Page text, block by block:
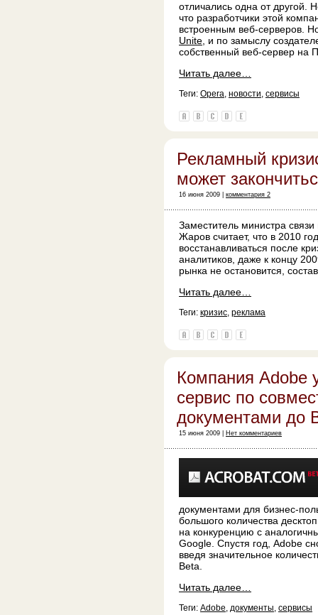
отличались одна от другой.
что разработчики этой
встроенным веб-серверов.
Unite , и по замыслу
собственный веб-сервер на
Читать далее…
Теги: Opera, новости, сервисы
Рекламный
может
16 июня 2009 | комментария 2
Заместитель министра
Жаров считает, что в 2010
восстанавливаться после
аналитиков, даже к концу
рынка не остановится,
Читать далее…
Теги: кризис, реклама
Компания Adobe
сервис по
документами до
15 июня 2009 | Нет комментариев
документами для бизнес-
большого количества
на конкуренцию с
Google. Спустя год, Adobe
введя значительное
Beta.
Читать далее…
Теги: Adobe, документы, сервисы